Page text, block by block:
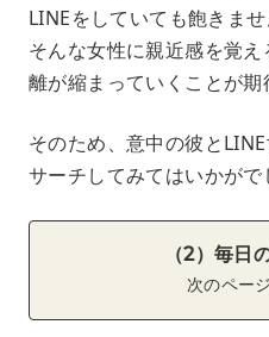
LINEをしていても飽きませ
そんな女性に親近感を覚
離が縮まっていくことが期
そのため、意中の彼と
サーチしてみてはいかがで
（2）毎日
次のペー